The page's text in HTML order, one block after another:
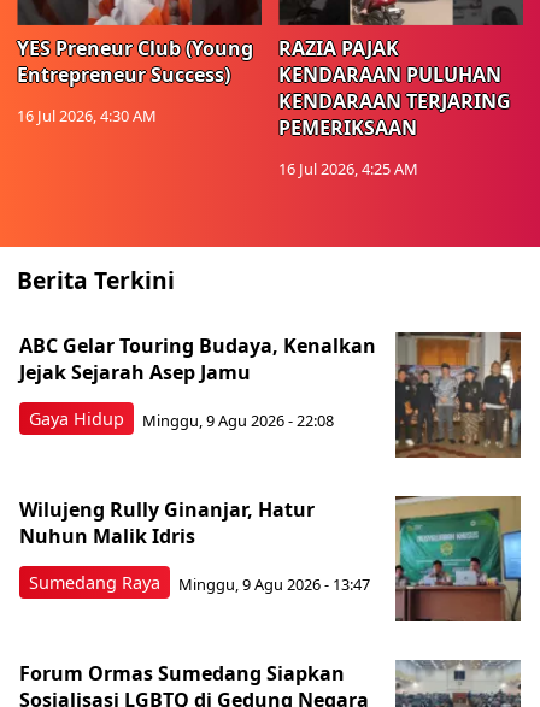
YES Preneur Club (Young
Entrepreneur Success)
16 Jul 2026, 4:30 AM
RAZIA PAJAK
KENDARAAN PULUHAN
KENDARAAN TERJARING
PEMERIKSAAN
16 Jul 2026, 4:25 AM
Berita Terkini
Gaya Hidup
ABC Gelar Touring Budaya, Kenalkan
Jejak Sejarah Asep Jamu
Minggu, 9 Agu 2026 - 22:08
Sumedang Raya
Wilujeng Rully Ginanjar, Hatur
Nuhun Malik Idris
Minggu, 9 Agu 2026 - 13:47
Forum Ormas Sumedang Siapkan
Sosialisasi LGBTQ di Gedung Negara